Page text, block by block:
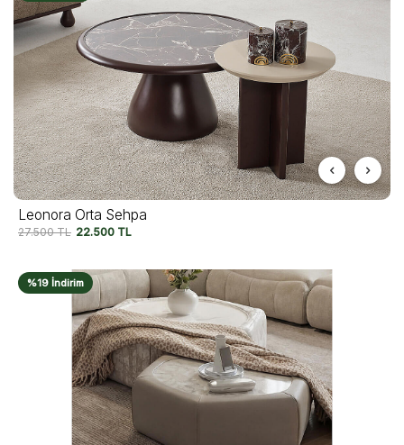
Leonora Orta Sehpa
27.500TL 22.500 TL
%19 İndirim